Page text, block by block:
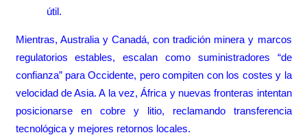
útil.
Mientras, Australia y Canadá, con tradición minera y marcos
regulatorios estables, escalan como suministradores “de
confianza” para Occidente, pero compiten con los costes y la
velocidad de Asia. A la vez, África y nuevas fronteras intentan
posicionarse en cobre y litio, reclamando transferencia
tecnológica y mejores retornos locales.